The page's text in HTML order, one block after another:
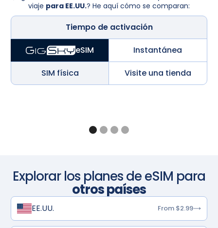
viaje para EE.UU.? He aquí cómo se comparan:
Tiempo de activación
eSIM Instantánea
SIM física Visite una tienda
Explorar los planes de eSIM para
otros países
EE.UU. From $2.99